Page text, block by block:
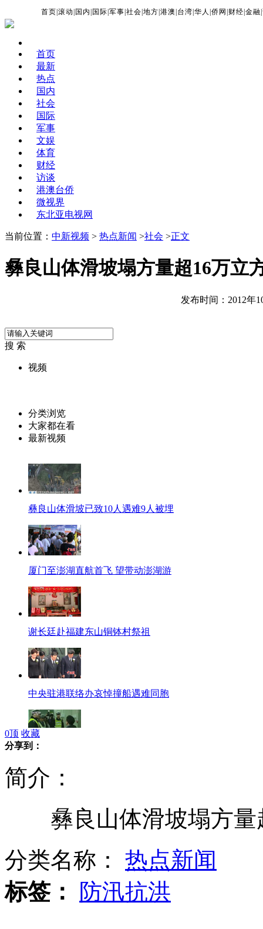
首页 |滚动 国内 国际 |军事 |社会 |地方 |港澳 台湾 |华人 |侨网 财经 |金融 |
首页
最新
热点
国内
社会
国际
军事
文娱
体育
财经
访谈
港澳台侨
微视界
东北亚电视网
当前位置： 中新视频 > 热点新闻 >社会 >正文
彝良山体滑坡塌方量超16万立
发布时间：2012年
搜 索
视频
分类浏览
大家都在看
最新视频
彝良山体滑坡已致10人遇难9人被埋
厦门至澎湖直航首飞 望带动澎湖游
谢长廷赴福建东山铜钵村祭祖
中央驻港联络办哀悼撞船遇难同胞
基辛格批评总统候选人丑化中国
逃跑耍赖打交警 醉酒当街演闹剧
0顶 收藏
分享到：
简介：
彝良山体滑坡塌方量
分类名称： 热点新闻
标签：
防汛抗洪